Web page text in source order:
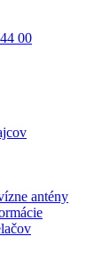
00
antény